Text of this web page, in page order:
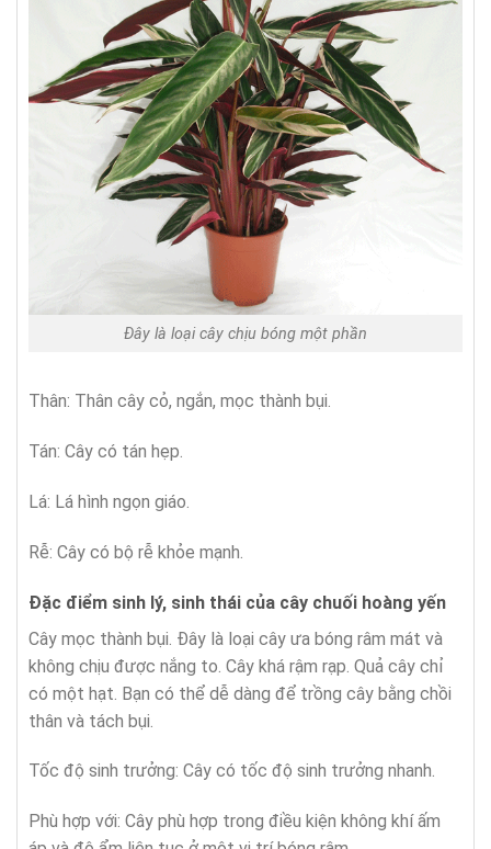
Đây là loại cây chịu bóng một phần
Thân: Thân cây cỏ, ngắn, mọc thành bụi.
Tán: Cây có tán hẹp.
Lá: Lá hình ngọn giáo.
Rễ: Cây có bộ rễ khỏe mạnh.
Đặc điểm sinh lý, sinh thái của cây chuối hoàng yến
Cây mọc thành bụi. Đây là loại cây ưa bóng râm mát và
không chịu được nắng to. Cây khá rậm rạp. Quả cây chỉ
có một hạt. Bạn có thể dễ dàng để trồng cây bằng chồi
thân và tách bụi.
Tốc độ sinh trưởng: Cây có tốc độ sinh trưởng nhanh.
Phù hợp với: Cây phù hợp trong điều kiện không khí ấm